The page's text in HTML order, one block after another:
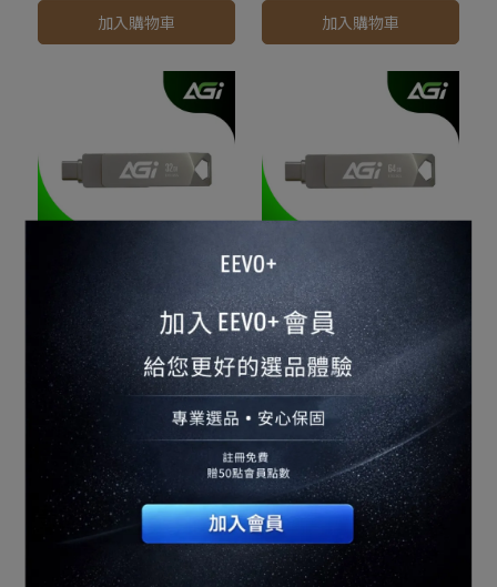
加入購物車 加入購物車
USB 3.2 TYPE C 雙用隨身
碟
NT$749
加入購物車
【AGI】UE138A 64GB
USB 3.2 TYPE C 雙用隨身
碟
NT$399
加入購物車